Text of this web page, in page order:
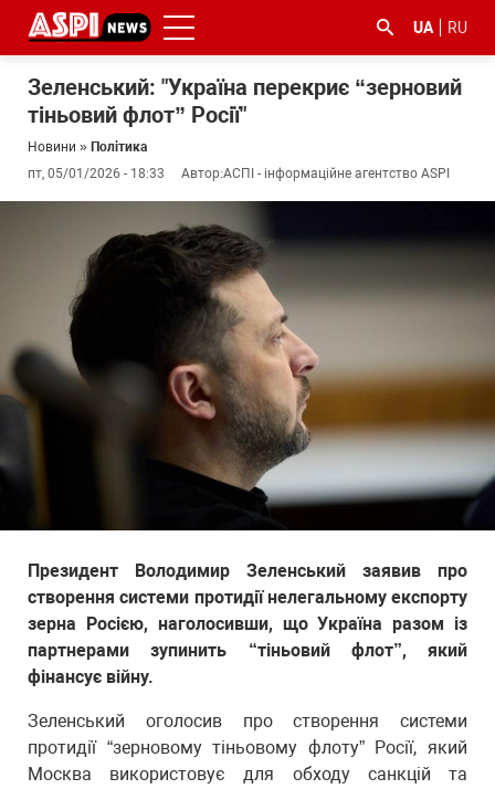
UA RU
Зеленський: "Україна перекриє “зерновий
тіньовий флот” Росії"
Новини » Політика
пт, 05/01/2026 - 18:33
Автор:АСПІ - інформаційне агентство ASPI
Президент Володимир Зеленський заявив про
створення системи протидії нелегальному експорту
зерна Росією, наголосивши, що Україна разом із
партнерами зупинить “тіньовий флот”, який
фінансує війну.
Зеленський оголосив про створення системи
протидії “зерновому тіньовому флоту” Росії, який
Москва використовує для обходу санкцій та
#боротьба
корупцією
#ДФС #Київ #коронавірус